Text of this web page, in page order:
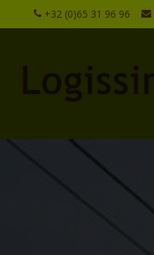
+32 (0)65 31 96 96